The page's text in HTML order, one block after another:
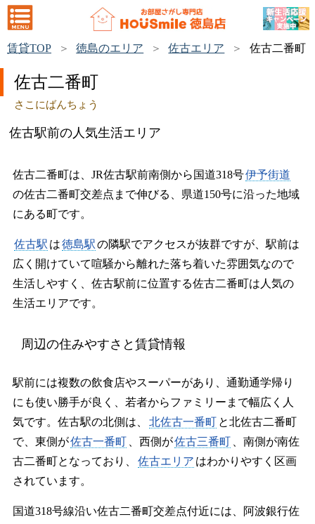
賃貸TOP 徳島のエリア 佐古エリア 佐古二番町
佐古二番町
さこにばんちょう
佐古駅前の人気生活エリア
佐古二番町は、JR佐古駅前南側から国道318号伊予街道
の佐古二番町交差点まで伸びる、県道150号に沿った地域
にある町です。
佐古駅 は徳島駅の隣駅でアクセスが抜群ですが、駅前は
広く開けていて喧騒から離れた落ち着いた雰囲気なので
生活しやすく、佐古駅前に位置する佐古二番町は人気の
生活エリアです。
周辺の住みやすさと賃貸情報
駅前には複数の飲食店やスーパーがあり、通勤通学帰り
にも使い勝手が良く、若者からファミリーまで幅広く人
気です。佐古駅の北側は、
北佐古一番町 と北佐古二番町
で、東側が佐古一番町 、西側が佐古三番町 、南側が南佐
古二番町となっており、
佐古エリア はわかりやすく区画
されています。
国道318号線沿い佐古二番町交差点付近には、阿波銀行佐